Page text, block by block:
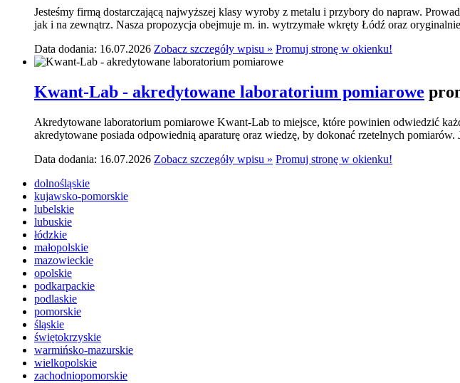
Jesteśmy firmą dostarczającą najwyższej klasy wyroby z metalu i przybory do napraw.
jak i na zewnątrz. Nasza propozycja obejmuje m. in. wytrzymałe wkręty Łódź oraz
Data dodania: 16.07.2026 Zobacz szczegóły wpisu » Promuj stronę w okienku!
Kwant-Lab - akredytowane laboratorium pomiarowe
Akredytowane laboratorium pomiarowe Kwant-Lab to miejsce, które powinien odwiedzić
akredytowane posiada odpowiednią aparaturę oraz wiedzę, by dokonać rzetelnych pomiarów.
Data dodania: 16.07.2026 Zobacz szczegóły wpisu » Promuj stronę w okienku!
dolnośląskie
kujawsko-pomorskie
lubelskie
lubuskie
łódzkie
małopolskie
mazowieckie
opolskie
podkarpackie
podlaskie
pomorskie
śląskie
świętokrzyskie
warmińsko-mazurskie
wielkopolskie
zachodniopomorskie